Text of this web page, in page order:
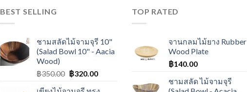
BEST SELLING
ชามสลัดไม้จามจุรี 10"
(Salad Bowl 10" - Aacia
Wood)
฿350.00 ฿320.00
TOP RATED
จานกลมไม้ยาง Rubber
Wood Plate
฿140.00
ชามสลัด ไม้จามจุรี